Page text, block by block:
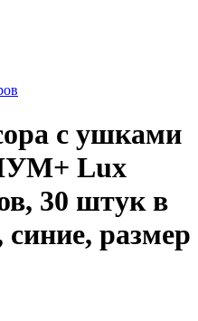
с ушками
Lux
30 штук в
размер